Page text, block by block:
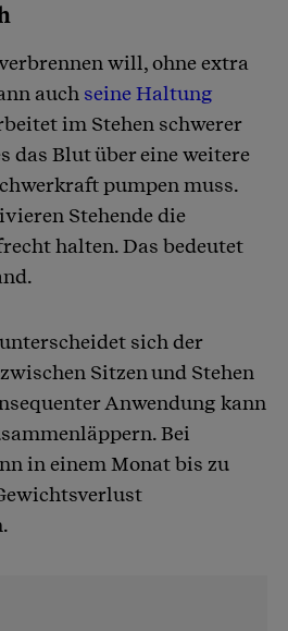
will, ohne extra
auch seine Haltung
im Stehen schwerer
das Blut über eine weitere
pumpen muss.
Stehende die
halten. Das bedeutet
sich der
Sitzen und Stehen
Anwendung kann
Bei
in einem Monat bis zu